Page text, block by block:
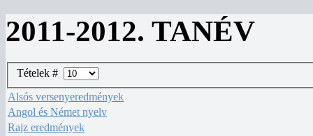
2011-2012. TANÉV
Tételek #
Alsós versenyeredmények
Angol és Német nyelv
Rajz eredmények